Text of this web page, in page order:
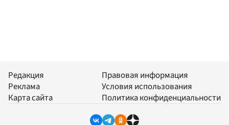
Редакция
Реклама
Карта сайта
Правовая информация
Условия использования
Политика конфиденциальности